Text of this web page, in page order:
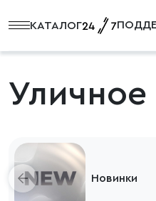
КАТАЛОГ
Новинки